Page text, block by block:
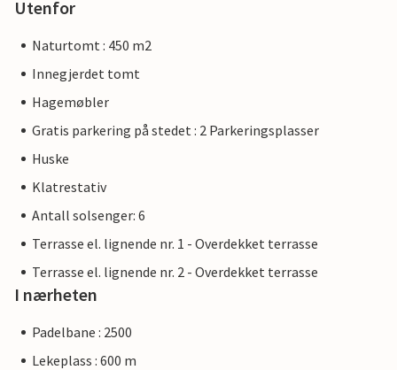
Utenfor
Naturtomt : 450 m2
Innegjerdet tomt
Hagemøbler
Gratis parkering på stedet : 2 Parkeringsplasser
Huske
Klatrestativ
Antall solsenger: 6
Terrasse el. lignende nr. 1 - Overdekket terrasse
Terrasse el. lignende nr. 2 - Overdekket terrasse
I nærheten
Padelbane : 2500
Lekeplass : 600 m